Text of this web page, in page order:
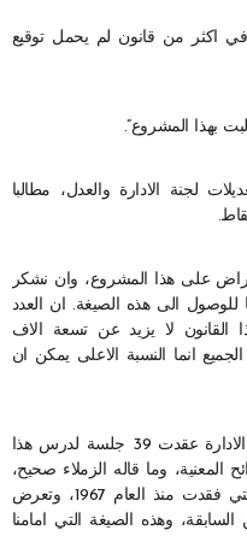
اكثر من قانون لم يحمل توقيع
بهذا المشروع”.
لجنة الادارة والعدل، مطالبا
على هذا المشروع، وان نشكر
للوصول الى هذه الصيغة. ان العدد
القانون لا يزيد عن تسعة الاف
انما النسبة الاعلى يمكن ان
وقال النائب نعمة الله ابي نصر: “ان لجنة الادارة عقدت 39 جلسة لدرس هذا
وما قاله الزملاء صحيح،
وتبقى مصداقيتنا تجاه المستأجر والمالك التي فقدت منذ العام 1967، وتعرض
وهذه الصيغة التي امامنا